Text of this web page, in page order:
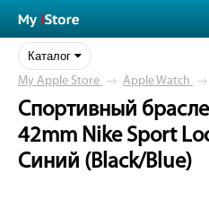
Каталог
My Apple Store → Apple Watch →
Спортивный
42mm Nike Sport
Синий (Black/Blue)